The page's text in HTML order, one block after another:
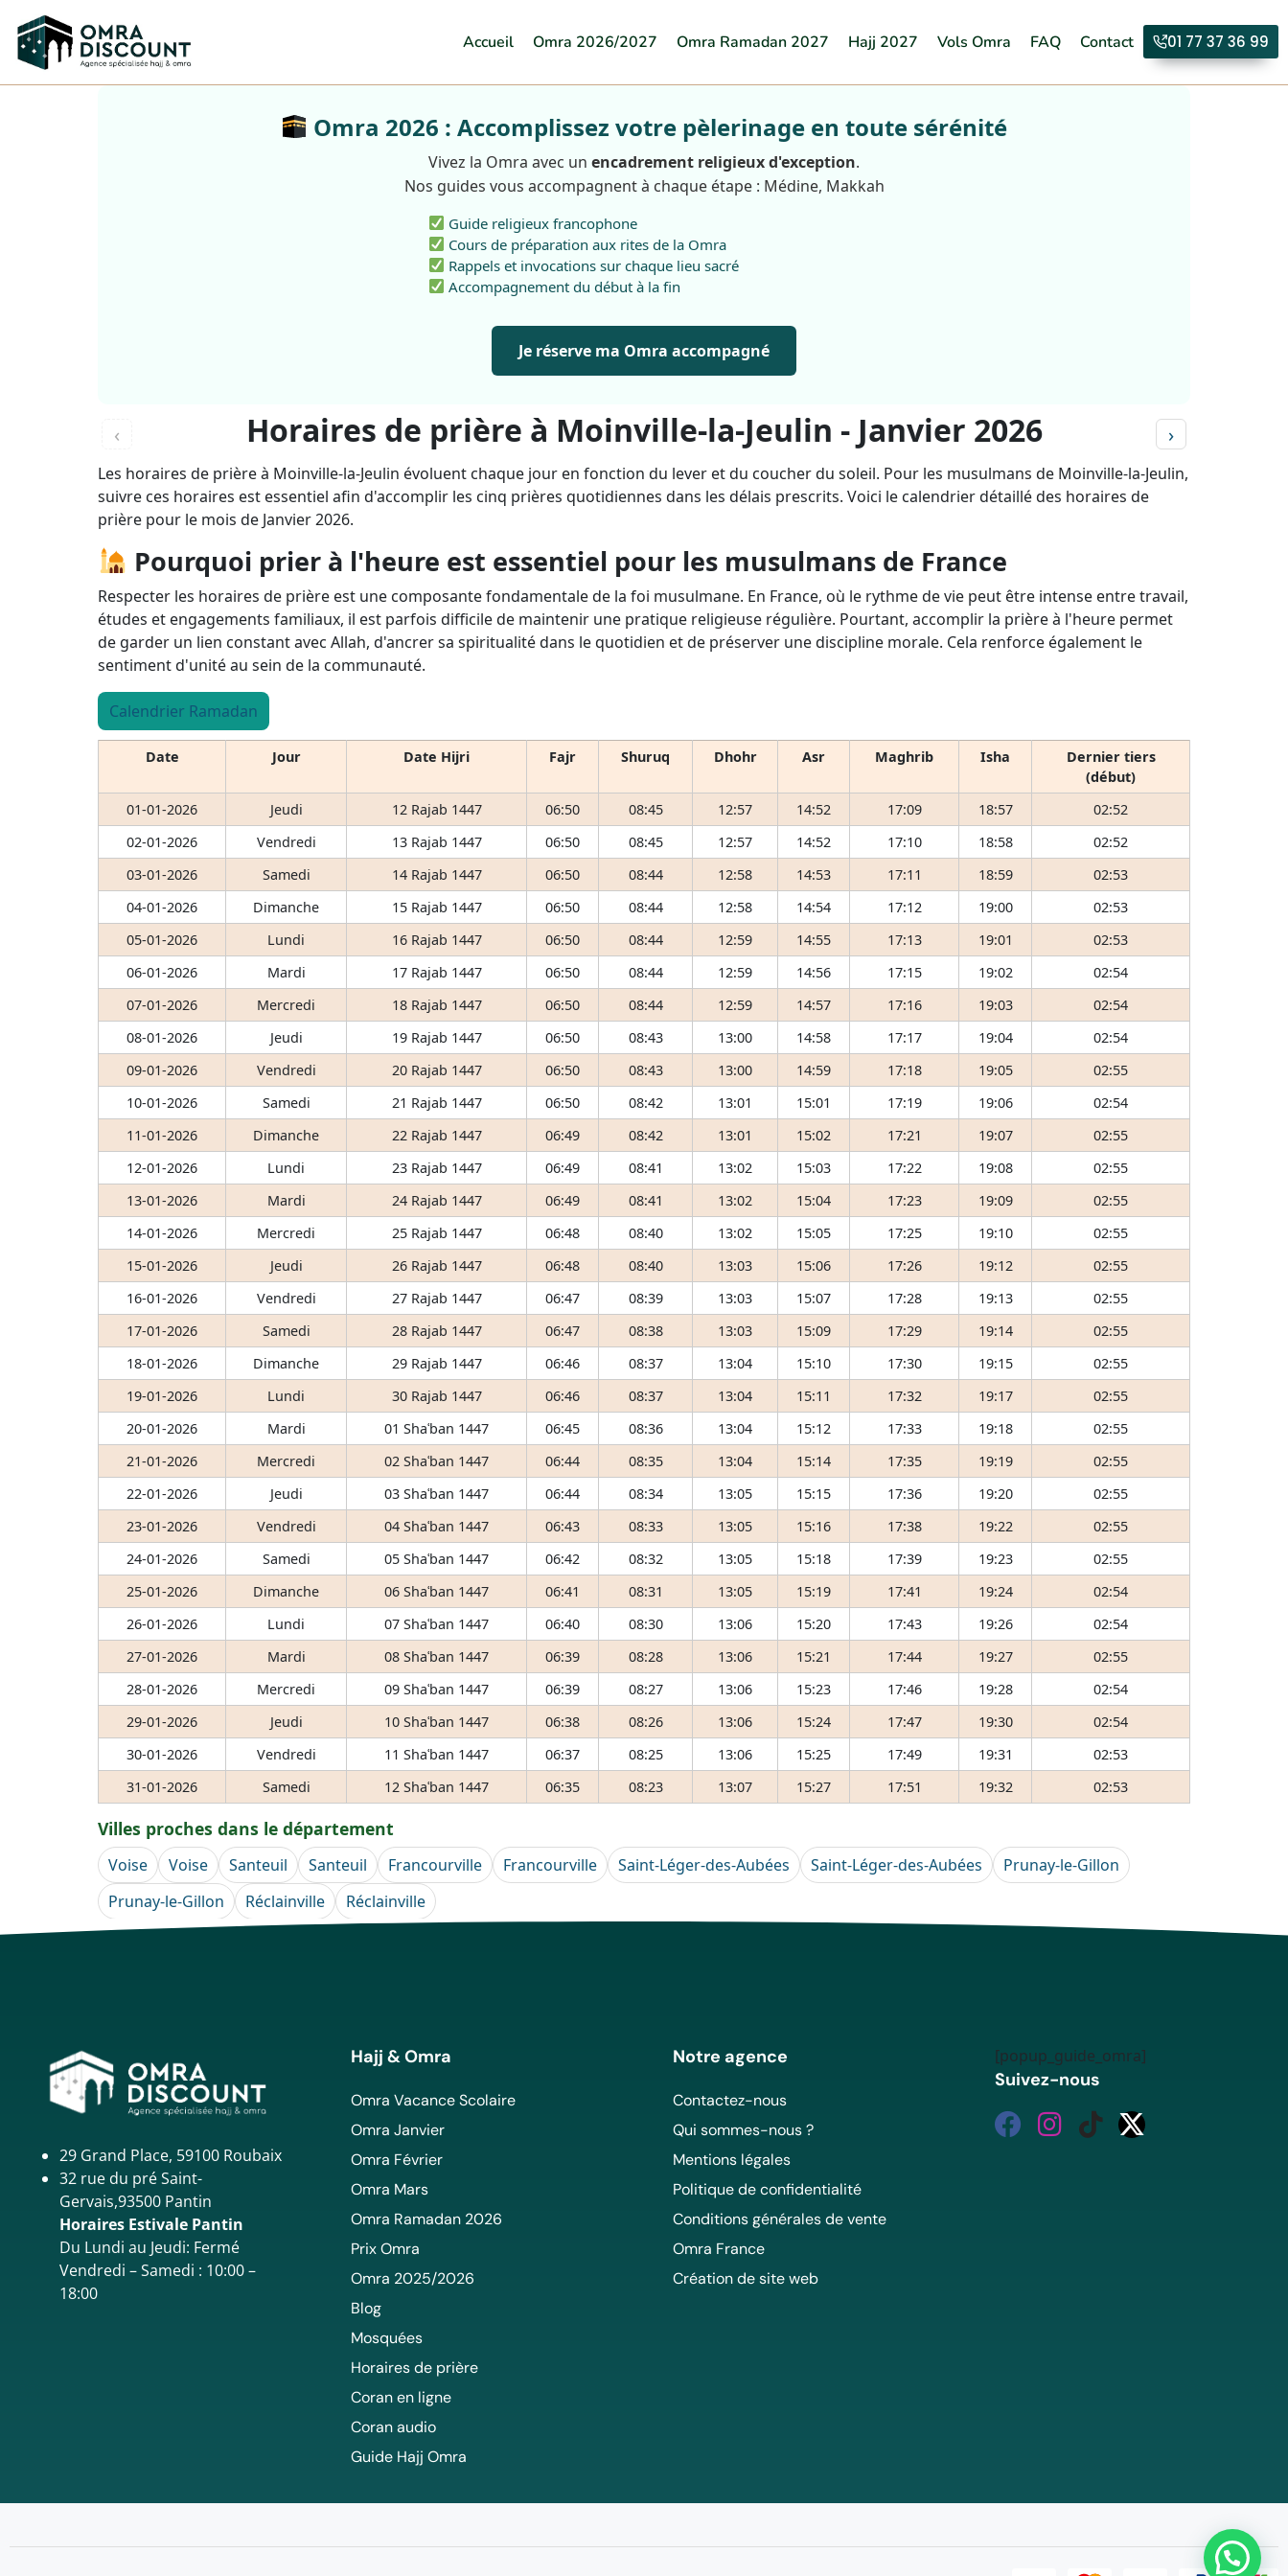
Accueil Omra 2026/2027 Omra Ramadan 2027 Hajj 2027 Vols Omra FAQ Contact 01 77 37 36 99
Omra 2026 : Accomplissez votre pèlerinage en toute sérénité
Vivez la Omra avec un encadrement religieux d'exception.
Nos guides vous accompagnent à chaque étape : Médine, Makkah
Guide religieux francophone
Cours de préparation aux rites de la Omra
Rappels et invocations sur chaque lieu sacré
Accompagnement du début à la fin
Je réserve ma Omra accompagné
‹ Horaires de prière à Moinville-la-Jeulin - Janvier 2026 ›
Les horaires de prière à Moinville-la-Jeulin évoluent chaque jour en fonction du lever et du coucher du soleil. Pour les musulmans de Moinville-la-Jeulin,
suivre ces horaires est essentiel afin d'accomplir les cinq prières quotidiennes dans les délais prescrits. Voici le calendrier détaillé des horaires de
prière pour le mois de Janvier 2026.
Pourquoi prier à l'heure est essentiel pour les musulmans de France
Respecter les horaires de prière est une composante fondamentale de la foi musulmane. En France, où le rythme de vie peut être intense entre travail,
études et engagements familiaux, il est parfois difficile de maintenir une pratique religieuse régulière. Pourtant, accomplir la prière à l'heure permet
de garder un lien constant avec Allah, d'ancrer sa spiritualité dans le quotidien et de préserver une discipline morale. Cela renforce également le
sentiment d'unité au sein de la communauté.
Calendrier Ramadan
Date Jour Date Hijri Fajr Shuruq Dhohr Asr Maghrib Isha
Dernier tiers
(début)
01-01-2026
Jeudi 12 Rajab 1447 06:50 08:45 12:57 14:52 17:09 18:57
02:52
02-01-2026
Vendredi 13 Rajab 1447 06:50 08:45 12:57 14:52 17:10 18:58
02:52
03-01-2026
Samedi 14 Rajab 1447 06:50 08:44 12:58 14:53 17:11 18:59
02:53
04-01-2026
Dimanche 15 Rajab 1447 06:50 08:44 12:58 14:54 17:12 19:00
02:53
05-01-2026
Lundi 16 Rajab 1447 06:50 08:44 12:59 14:55 17:13 19:01
02:53
06-01-2026
Mardi 17 Rajab 1447 06:50 08:44 12:59 14:56 17:15 19:02
02:54
07-01-2026
Mercredi 18 Rajab 1447 06:50 08:44 12:59 14:57 17:16 19:03
02:54
08-01-2026
Jeudi 19 Rajab 1447 06:50 08:43 13:00 14:58 17:17 19:04
02:54
09-01-2026
Vendredi 20 Rajab 1447 06:50 08:43 13:00 14:59 17:18 19:05
02:55
10-01-2026
Samedi 21 Rajab 1447 06:50 08:42 13:01 15:01 17:19 19:06
02:54
11-01-2026
Dimanche 22 Rajab 1447 06:49 08:42 13:01 15:02 17:21 19:07
02:55
12-01-2026
Lundi 23 Rajab 1447 06:49 08:41 13:02 15:03 17:22 19:08
02:55
13-01-2026
Mardi 24 Rajab 1447 06:49 08:41 13:02 15:04 17:23 19:09
02:55
14-01-2026
Mercredi 25 Rajab 1447 06:48 08:40 13:02 15:05 17:25 19:10
02:55
15-01-2026
Jeudi 26 Rajab 1447 06:48 08:40 13:03 15:06 17:26 19:12
02:55
16-01-2026
Vendredi 27 Rajab 1447 06:47 08:39 13:03 15:07 17:28 19:13
02:55
17-01-2026
Samedi 28 Rajab 1447 06:47 08:38 13:03 15:09 17:29 19:14
02:55
18-01-2026
Dimanche 29 Rajab 1447 06:46 08:37 13:04 15:10 17:30 19:15
02:55
19-01-2026
Lundi 30 Rajab 1447 06:46 08:37 13:04 15:11 17:32 19:17
02:55
20-01-2026
Mardi 01 Shaʿban 1447 06:45 08:36 13:04 15:12 17:33 19:18
02:55
21-01-2026
Mercredi 02 Shaʿban 1447 06:44 08:35 13:04 15:14 17:35 19:19
02:55
22-01-2026
Jeudi 03 Shaʿban 1447 06:44 08:34 13:05 15:15 17:36 19:20
02:55
23-01-2026
Vendredi 04 Shaʿban 1447 06:43 08:33 13:05 15:16 17:38 19:22
02:55
24-01-2026
Samedi 05 Shaʿban 1447 06:42 08:32 13:05 15:18 17:39 19:23
02:55
25-01-2026
Dimanche 06 Shaʿban 1447 06:41 08:31 13:05 15:19 17:41 19:24
02:54
26-01-2026
Lundi 07 Shaʿban 1447 06:40 08:30 13:06 15:20 17:43 19:26
02:54
27-01-2026
Mardi 08 Shaʿban 1447 06:39 08:28 13:06 15:21 17:44 19:27
02:55
28-01-2026
Mercredi 09 Shaʿban 1447 06:39 08:27 13:06 15:23 17:46 19:28
02:54
29-01-2026
Jeudi 10 Shaʿban 1447 06:38 08:26 13:06 15:24 17:47 19:30
02:54
30-01-2026
Vendredi 11 Shaʿban 1447 06:37 08:25 13:06 15:25 17:49 19:31
02:53
31-01-2026
Samedi 12 Shaʿban 1447 06:35 08:23 13:07 15:27 17:51 19:32 02:53
Villes proches dans le département
Voise Voise Santeuil Santeuil Francourville Francourville Saint-Léger-des-Aubées Saint-Léger-des-Aubées
Prunay-le-Gillon
Prunay-le-Gillon
Réclainville Réclainville
29 Grand Place, 59100 Roubaix
32 rue du pré Saint-
Gervais,93500 Pantin
Horaires Estivale Pantin
Du Lundi au Jeudi: Fermé
Vendredi – Samedi : 10:00 –
18:00
Hajj & Omra
Omra Vacance Scolaire
Omra Janvier
Omra Février
Omra Mars
Omra Ramadan 2026
Prix Omra
Omra 2025/2026
Blog
Mosquées
Horaires de prière
Coran en ligne
Coran audio
Guide Hajj Omra
Notre agence
Contactez-nous
Qui sommes-nous ?
Mentions légales
Politique de confidentialité
Conditions générales de vente
Omra France
Création de site web
[popup_guide_omra]
Suivez-nous